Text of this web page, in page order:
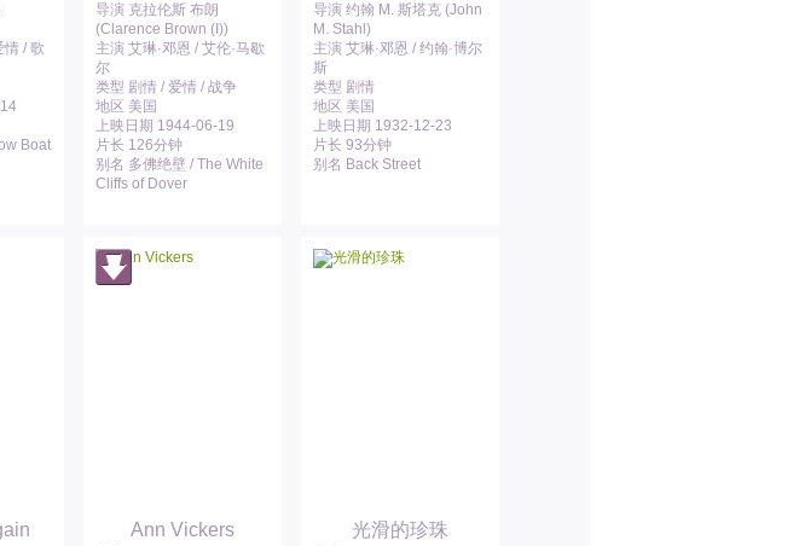
情 / 歌
Boat
导演 克拉伦斯 布朗
(Clarence Brown (I))
主演 艾琳·邓恩 / 艾伦·马歇
尔
类型 剧情 / 爱情 / 战争
地区 美国
上映日期 1944-06-19
片长 126分钟
别名 多佛绝壁 / The White
Cliffs of Dover
导演 约翰 M. 斯塔克 (John
M. Stahl)
主演 艾琳·邓恩 / 约翰·博尔
斯
类型 剧情
地区 美国
上映日期 1932-12-23
片长 93分钟
别名 Back Street
Ann Vickers 光滑的珍珠